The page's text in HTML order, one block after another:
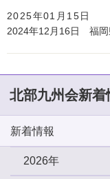
2025年01月15日
2024年12月16日 福岡
北部九州会新着
新着情報
2026年